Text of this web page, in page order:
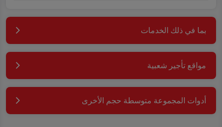
بما في ذلك الخدمات
مواقع تأجير شعبية
أدوات المجموعة متوسطة حجم الأخرى